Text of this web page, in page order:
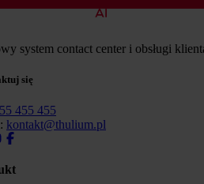
system contact center i obsługi
się
455 455
kontakt@thulium.pl